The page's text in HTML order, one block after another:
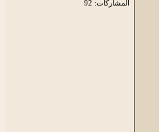
المشاركات: 92